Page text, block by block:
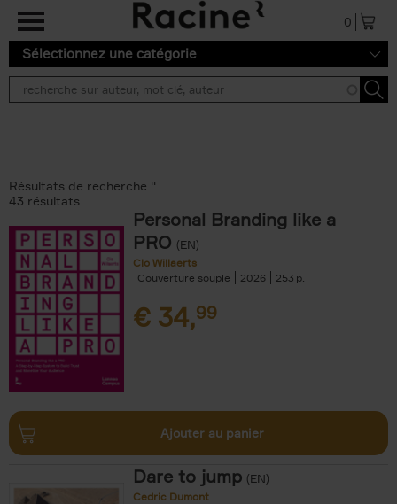
Aller au contenu principal
0
Sélectionnez une catégorie
Résultats de recherche ''
43 résultats
Personal Branding like a
PRO (EN)
Clo Willaerts
Couverture souple
2026 253
€ 34,99
Ajouter au panier
Dare to jump (EN)
Cedric Dumont